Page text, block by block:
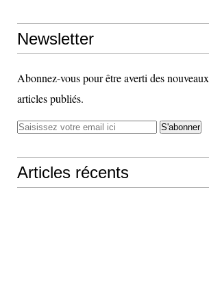
Newsletter
Abonnez-vous pour être averti des nouveaux
articles publiés.
Articles récents